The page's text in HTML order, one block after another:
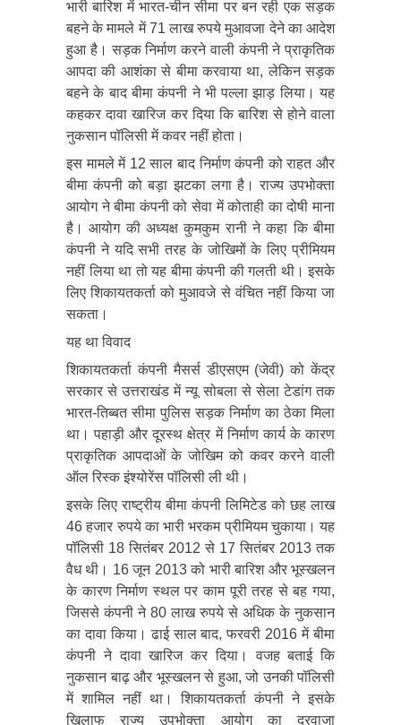
भारी बारिश में भारत-चीन सीमा पर बन रही एक सड़क
बहने के मामले में 71 लाख रुपये मुआवजा देने का आदेश
हुआ है। सड़क निर्माण करने वाली कंपनी ने प्राकृतिक
आपदा की आशंका से बीमा करवाया था, लेकिन सड़क
बहने के बाद बीमा कंपनी ने भी पल्ला झाड़ लिया। यह
कहकर दावा खारिज कर दिया कि बारिश से होने वाला
नुकसान पॉलिसी में कवर नहीं होता।
इस मामले में 12 साल बाद निर्माण कंपनी को राहत और
बीमा कंपनी को बड़ा झटका लगा है। राज्य उपभोक्ता
आयोग ने बीमा कंपनी को सेवा में कोताही का दोषी माना
है। आयोग की अध्यक्ष कुमकुम रानी ने कहा कि बीमा
कंपनी ने यदि सभी तरह के जोखिमों के लिए प्रीमियम
नहीं लिया था तो यह बीमा कंपनी की गलती थी। इसके
लिए शिकायतकर्ता को मुआवजे से वंचित नहीं किया जा
सकता।
यह था विवाद
शिकायतकर्ता कंपनी मैसर्स डीएसएम (जेवी) को केंद्र
सरकार से उत्तराखंड में न्यू सोबला से सेला टेडांग तक
भारत-तिब्बत सीमा पुलिस सड़क निर्माण का ठेका मिला
था। पहाड़ी और दूरस्थ क्षेत्र में निर्माण कार्य के कारण
प्राकृतिक आपदाओं के जोखिम को कवर करने वाली
ऑल रिस्क इंश्योरेंस पॉलिसी ली थी।
इसके लिए राष्ट्रीय बीमा कंपनी लिमिटेड को छह लाख
46 हजार रुपये का भारी भरकम प्रीमियम चुकाया। यह
पॉलिसी 18 सितंबर 2012 से 17 सितंबर 2013 तक
वैध थी। 16 जून 2013 को भारी बारिश और भूस्खलन
के कारण निर्माण स्थल पर काम पूरी तरह से बह गया,
जिससे कंपनी ने 80 लाख रुपये से अधिक के नुकसान
का दावा किया। ढाई साल बाद, फरवरी 2016 में बीमा
कंपनी ने दावा खारिज कर दिया। वजह बताई कि
नुकसान बाढ़ और भूस्खलन से हुआ, जो उनकी पॉलिसी
में शामिल नहीं था। शिकायतकर्ता कंपनी ने इसके
खिलाफ राज्य उपभोक्ता आयोग का दरवाजा